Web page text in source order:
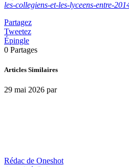
les-collegiens-et-les-lyceens-entre-
Partagez
Tweetez
Épingle
0 Partages
Articles Similaires
29 mai 2026 par
Rédac de Oneshot